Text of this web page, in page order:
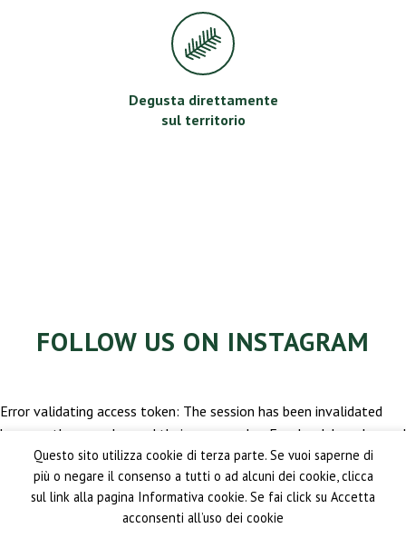
Degusta direttamente
sul territorio
FOLLOW US ON INSTAGRAM
Error validating access token: The session has been invalidated
because the user changed their password or Facebook has changed
the session for security reasons.
Questo sito utilizza cookie di terza parte. Se vuoi saperne di
più o negare il consenso a tutti o ad alcuni dei cookie, clicca
sul link alla pagina Informativa cookie. Se fai click su Accetta
acconsenti all’uso dei cookie